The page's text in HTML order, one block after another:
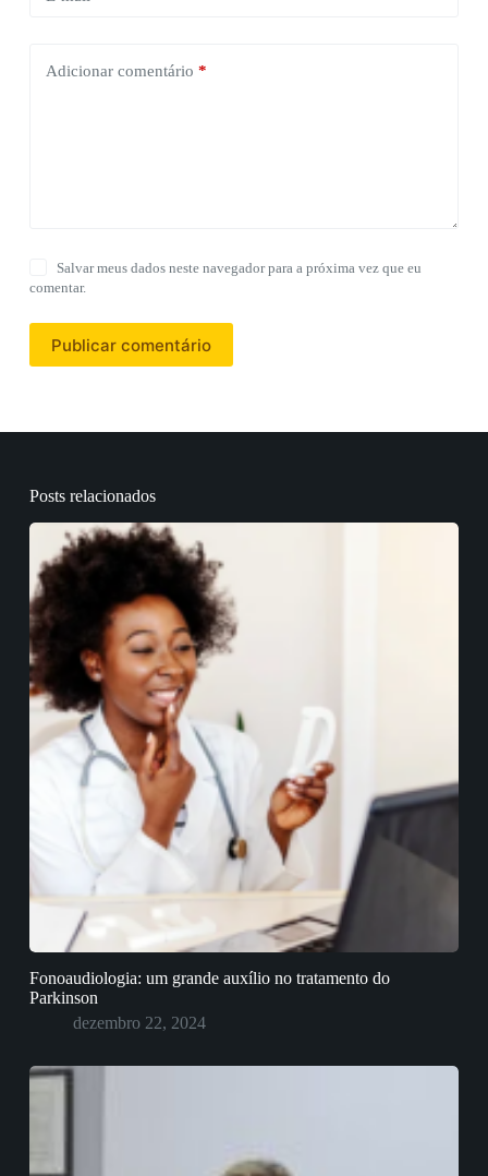
Adicionar comentário *
Salvar meus dados neste navegador para a próxima vez que eu
comentar.
Publicar comentário
Posts relacionados
Fonoaudiologia: um grande auxílio no tratamento do
Parkinson
dezembro 22, 2024